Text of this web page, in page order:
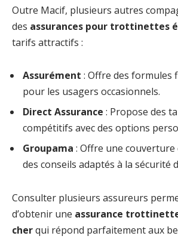
Outre Macif, plusieurs autres
des assurances pour trottinettes
tarifs attractifs :
Assurément : Offre des formules
pour les usagers occasionnels.
Direct Assurance : Propose des
compétitifs avec des options
Groupama : Offre une couverture
des conseils adaptés à la sécurité
Consulter plusieurs assureurs
d’obtenir une assurance
cherqui répond parfaitement aux